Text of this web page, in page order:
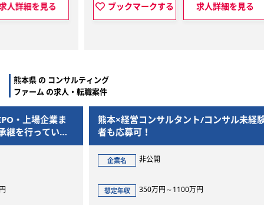
ブックマークする 求人詳細を見る
熊本県 の コンサルティング
ファーム の求人・転職案件
ま
た
熊本×経営コンサルタント/コンサル未経験
者も応募可！
非公開
350万円～1100万円
＜熊